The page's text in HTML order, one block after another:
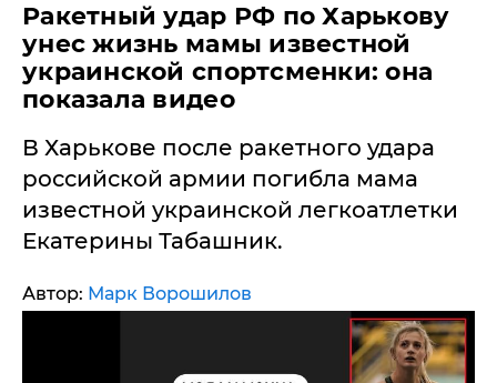
Ракетный удар РФ по Харькову
унес жизнь мамы известной
украинской спортсменки: она
показала видео
В Харькове после ракетного удара
российской армии погибла мама
известной украинской легкоатлетки
Екатерины Табашник.
Автор: Марк Ворошилов